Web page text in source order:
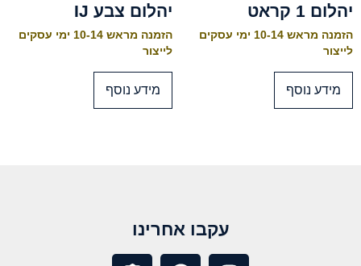
יהלום 1 קראט
הזמנה מראש 10-14 ימי עסקים
לייצור
מידע נוסף
יהלום צבע IJ
הזמנה מראש 10-14 ימי עסקים
לייצור
מידע נוסף
עקבו אחרינו